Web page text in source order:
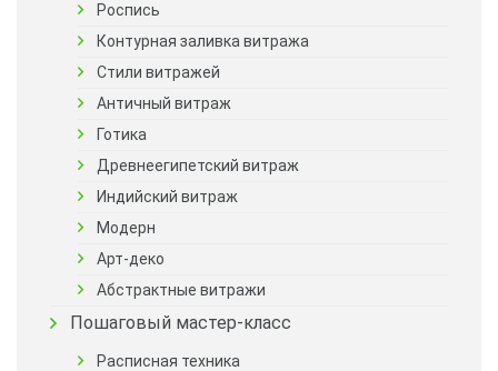
Роспись
Контурная заливка витража
Стили витражей
Античный витраж
Готика
Древнеегипетский витраж
Индийский витраж
Модерн
Арт-деко
Абстрактные витражи
Пошаговый мастер-класс
Расписная техника